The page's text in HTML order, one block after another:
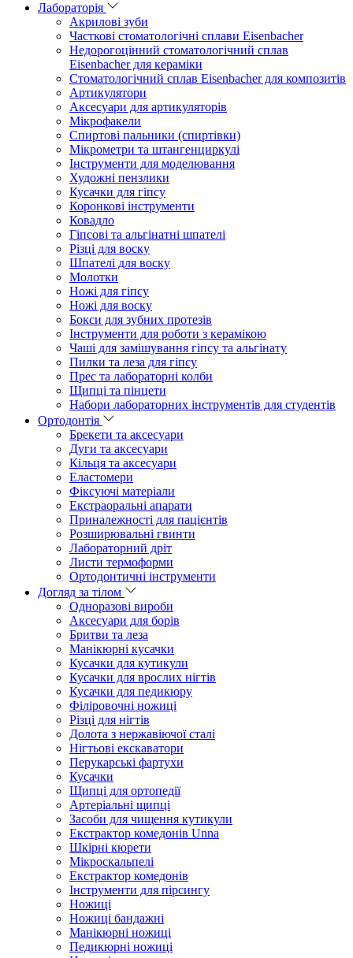
Лабораторія
Акрилові зуби
Часткові стоматологічні сплави Eisenbacher
Недорогоцінний стоматологічний сплав
Eisenbacher для кераміки
Стоматологічний сплав Eisenbacher для композитів
Артикулятори
Аксесуари для артикуляторів
Мікрофакели
Спиртові пальники (спиртівки)
Мікрометри та штангенциркулі
Інструменти для моделювання
Художні пензлики
Кусачки для гіпсу
Коронкові інструменти
Ковадло
Гіпсові та альгінатні шпателі
Різці для воску
Шпателі для воску
Молотки
Ножі для гіпсу
Ножі для воску
Бокси для зубних протезів
Інструменти для роботи з керамікою
Чаші для замішування гіпсу та альгінату
Пилки та леза для гіпсу
Прес та лабораторні колби
Щипці та пінцети
Набори лабораторних інструментів для студентів
Ортодонтія
Брекети та аксесуари
Дуги та аксесуари
Кільця та аксесуари
Еластомери
Фіксуючі матеріали
Екстраоральні апарати
Приналежності для пацієнтів
Розширювальні гвинти
Лабораторний дріт
Листи термоформи
Ортодонтичні інструменти
Догляд за тілом
Одноразові вироби
Аксесуари для борів
Бритви та леза
Манікюрні кусачки
Кусачки для кутикули
Кусачки для врослих нігтів
Кусачки для педикюру
Філіровочні ножиці
Різці для нігтів
Долота з нержавіючої сталі
Нігтьові екскаватори
Перукарські фартухи
Кусачки
Щипці для ортопедії
Артеріальні щипці
Засоби для чищення кутикули
Екстрактор комедонів Unna
Шкірні кюрети
Мікроскальпелі
Екстрактор комедонів
Інструменти для пірсингу
Ножиці
Ножиці бандажні
Манікюрні ножиці
Педикюрні ножиці